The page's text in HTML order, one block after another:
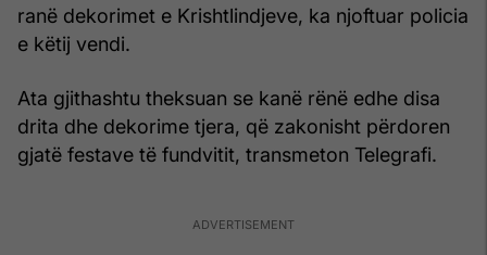
ranë dekorimet e Krishtlindjeve, ka njoftuar policia
e këtij vendi.
Ata gjithashtu theksuan se kanë rënë edhe disa
drita dhe dekorime tjera, që zakonisht përdoren
gjatë festave të fundvitit, transmeton Telegrafi.